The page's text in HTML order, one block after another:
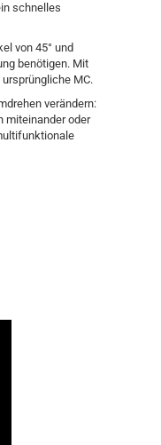
schnelles
von 45° und
benötigen. Mit
MC.
verändern:
miteinander oder